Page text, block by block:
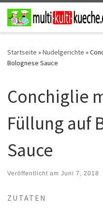
Zum Inhalt springen
Startseite »Nudelgerichte »
Bolognese Sauce
Conchiglie
Füllung auf
Sauce
Veröffentlicht am Juni 7, 2018
ZUTATEN